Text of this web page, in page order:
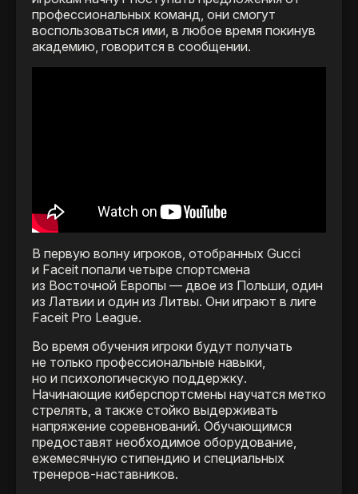
профессиональных команд, они смогут
воспользоваться ими, в любое время покинув
академию, говорится в сообщении.
В первую волну игроков, отобранных Gucci
и Faceit попали четыре спортсмена
из Восточной Европы — двое из Польши, один
из Латвии и один из Литвы. Они играют в лиге
Faceit Pro League.
Во время обучения игроки будут получать
не только профессиональные навыки,
но и психологическую поддержку.
Начинающие киберспортсмены научатся метко
стрелять, а также стойко выдерживать
напряжение соревнований. Обучающимся
предоставят необходимое оборудование,
ежемесячную стипендию и специальных
тренеров-наставников.